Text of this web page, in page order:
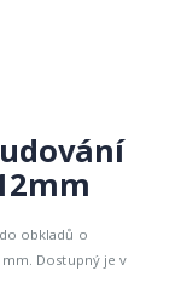
obkladů o
Dostupný je v